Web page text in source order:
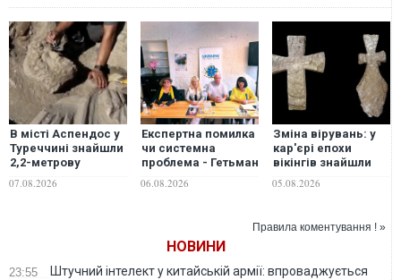
В місті Аспендос у
Туреччині знайшли
2,2-метрову
бога лікування
07.08.2026
Eкспертна помилка
чи системна
проблема - Гетьман
поза
06.08.2026
Зміна вірувань: у
кар'єрі епохи
вікінгів знайшли
середньовічні
05.08.2026
Правила коментування ! »
НОВИНИ
23:55
Штучний інтелект у китайській армії: впроваджується